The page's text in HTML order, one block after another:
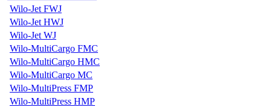
Wilo-Jet FWJ
Wilo-Jet HWJ
Wilo-Jet WJ
Wilo-MultiCargo FMC
Wilo-MultiCargo HMC
Wilo-MultiCargo MC
Wilo-MultiPress FMP
Wilo-MultiPress HMP